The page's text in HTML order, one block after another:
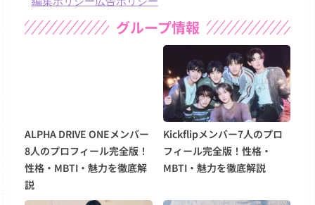
グループ情報
ALPHA DRIVE ONEメンバー
8人のプロフィール完全版！
性格・MBTI・魅力を徹底解
説
Kickflipメンバー7人のプロ
フィール完全版！性格・
MBTI・魅力を徹底解説